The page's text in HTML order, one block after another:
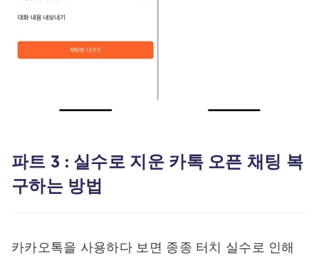
파트 3 : 실수로 지운 카톡 오픈 채팅 복
구하는 방법
카카오톡을 사용하다 보면 종종 터치 실수로 인해